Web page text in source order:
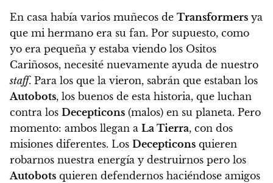
En casa había varios muñecos de Transformers ya
que mi hermano era su fan. Por supuesto, como
yo era pequeña y estaba viendo los Ositos
Cariñosos, necesité nuevamente ayuda de nuestro
staff. Para los que la vieron, sabrán que estaban los
Autobots, los buenos de esta historia, que luchan
contra los Decepticons (malos) en su planeta. Pero
momento: ambos llegan a La Tierra, con dos
misiones diferentes. Los Decepticons quieren
robarnos nuestra energía y destruirnos pero los
Autobots quieren defendernos haciéndose amigos